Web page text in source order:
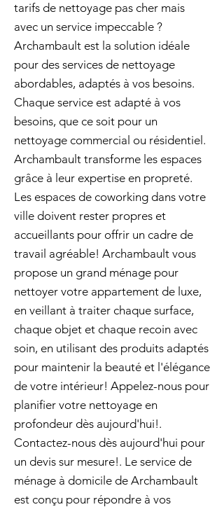
tarifs de nettoyage pas cher mais
avec un service impeccable ?
Archambault est la solution idéale
pour des services de nettoyage
abordables, adaptés à vos besoins.
Chaque service est adapté à vos
besoins, que ce soit pour un
nettoyage commercial ou résidentiel.
Archambault transforme les espaces
grâce à leur expertise en propreté.
Les espaces de coworking dans votre
ville doivent rester propres et
accueillants pour offrir un cadre de
travail agréable! Archambault vous
propose un grand ménage pour
nettoyer votre appartement de luxe,
en veillant à traiter chaque surface,
chaque objet et chaque recoin avec
soin, en utilisant des produits adaptés
pour maintenir la beauté et l'élégance
de votre intérieur! Appelez-nous pour
planifier votre nettoyage en
profondeur dès aujourd'hui!.
Contactez-nous dès aujourd'hui pour
un devis sur mesure!. Le service de
ménage à domicile de Archambault
est conçu pour répondre à vos